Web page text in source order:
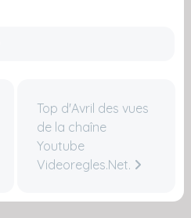
Top d'Avril des vues
de la chaîne
Youtube
Videoregles.Net.